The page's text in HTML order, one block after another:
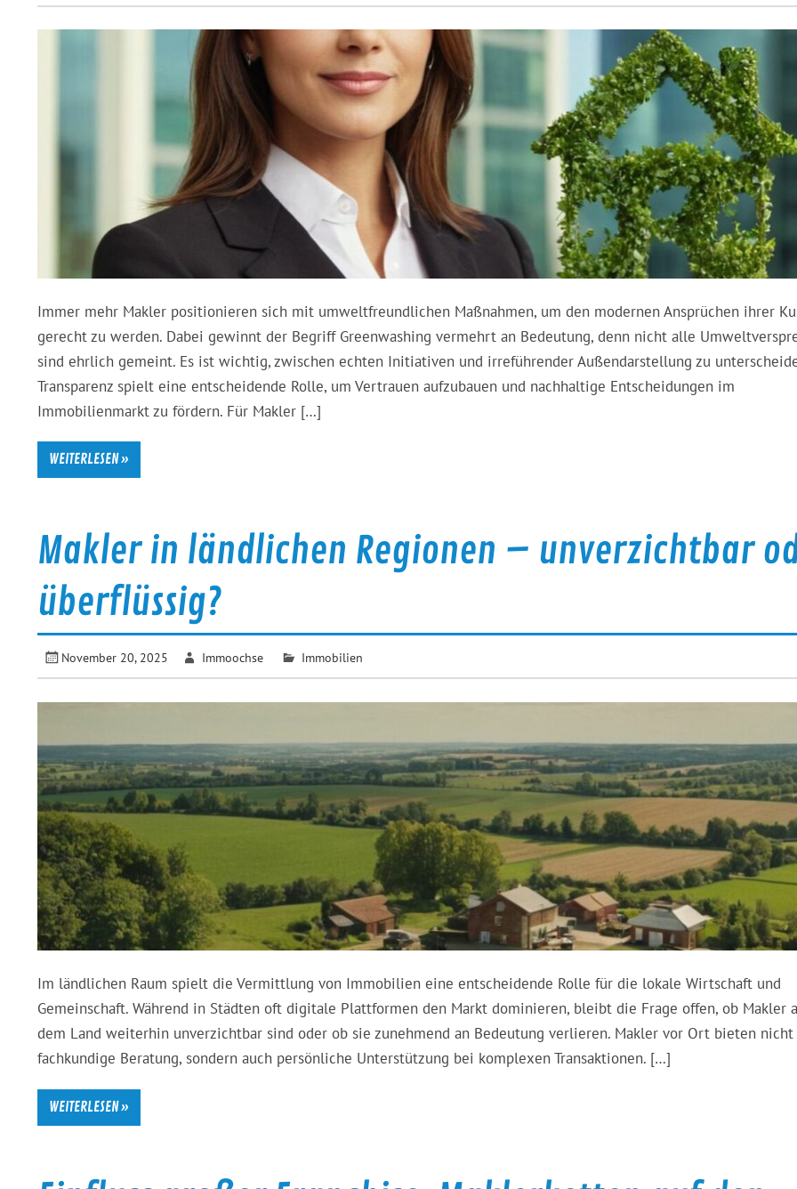
Immer mehr Makler positionieren sich mit umweltfreundlichen Maßnahmen, um den modernen Ansprüchen ihrer
gerecht zu werden. Dabei gewinnt der Begriff Greenwashing vermehrt an Bedeutung, denn nicht alle
sind ehrlich gemeint. Es ist wichtig, zwischen echten Initiativen und irreführender Außendarstellung zu
Transparenz spielt eine entscheidende Rolle, um Vertrauen aufzubauen und nachhaltige Entscheidungen im
Immobilienmarkt zu fördern. Für Makler […]
WEITERLESEN »
Makler in ländlichen Regionen – unverzichtbar
überflüssig?
November 20, 2025 Immoochse Immobilien
Im ländlichen Raum spielt die Vermittlung von Immobilien eine entscheidende Rolle für die lokale Wirtschaft und
Gemeinschaft. Während in Städten oft digitale Plattformen den Markt dominieren, bleibt die Frage offen, ob Makler
dem Land weiterhin unverzichtbar sind oder ob sie zunehmend an Bedeutung verlieren. Makler vor Ort bieten
fachkundige Beratung, sondern auch persönliche Unterstützung bei komplexen Transaktionen. […]
WEITERLESEN »